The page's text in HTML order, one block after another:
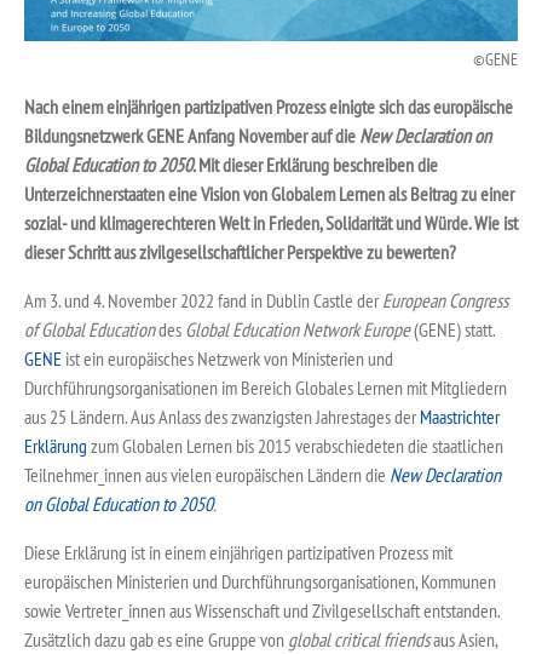
GENE
Nach einem einjährigen partizipativen Prozess einigte sich das europäische
Bildungsnetzwerk GENE Anfang November auf die New Declaration on
Global Education to 2050.Mit dieserErklärung beschreiben die
Unterzeichnerstaaten eine Vision von Globalem Lernen als Beitrag zu einer
sozial- und klimagerechteren Welt in Frieden, Solidarität und Würde. Wie ist
dieser Schritt aus zivilgesellschaftlicher Perspektive zu bewerten?
Am 3. und 4. November 2022 fand in Dublin Castle derEuropean Congress
of Global Educationdes Global Education Network Europe(GENE) statt.
GENE ist ein europäisches Netzwerk von Ministerien und
Durchführungsorganisationen im Bereich Globales Lernen mit Mitgliedern
aus 25 Ländern. Aus Anlass des zwanzigsten Jahrestages derMaastrichter
Erklärung zum Globalen Lernen bis 2015 verabschiedeten die staatlichen
Teilnehmer_innen aus vielen europäischen Ländern die New Declaration
on Global Education to 2050.
Diese Erklärung ist in einem einjährigen partizipativen Prozess mit
europäischen Ministerien und Durchführungsorganisationen, Kommunen
sowie Vertreter_innen aus Wissenschaft und Zivilgesellschaft entstanden.
Zusätzlich dazu gab es eine Gruppe von global critical friendsaus Asien,